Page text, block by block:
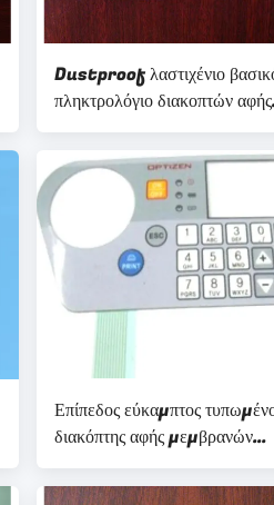
Dustproof λαστιχένιο
πληκτρολόγιο διακοπτών αφής
μεμβρανών θόλων μετάλλων
οθόνη LCD
Επίπεδος εύκαμπτος
διακόπτης αφής μεμβρανών
κυκλωμάτων FPC με τα
σε ανάγλυφο κλειδιά